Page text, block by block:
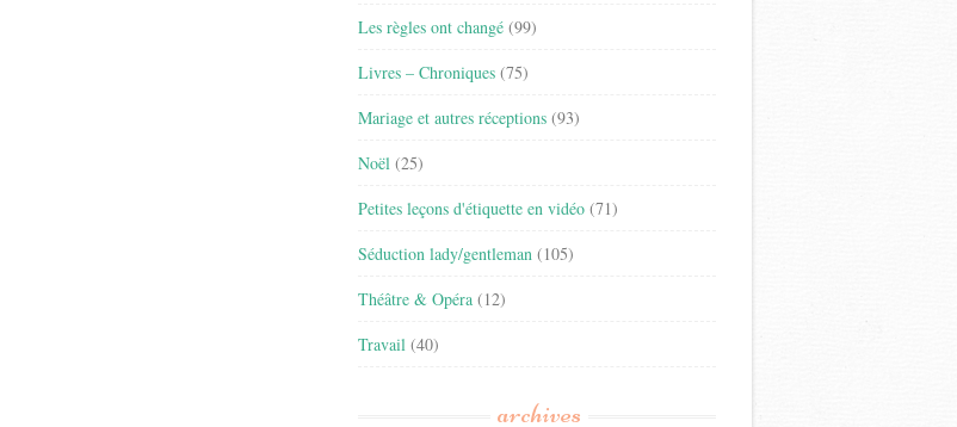
Les règles ont changé (99)
Livres – Chroniques (75)
Mariage et autres réceptions (93)
Noël (25)
Petites leçons d'étiquette en vidéo (71)
Séduction lady/gentleman (105)
Théâtre & Opéra (12)
Travail (40)
archives